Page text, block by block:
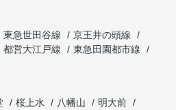
東急世田谷線
京王井の頭線
都営大江戸線
東急田園都市線
桜上水 八幡山
明大前